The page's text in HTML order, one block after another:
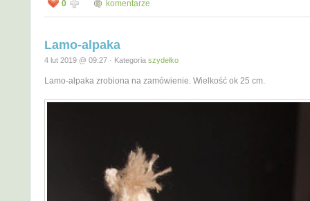
0 komentarze
Lamo-alpaka
4 lut 2019 @ 09:27 · Kategoria szydełko
Lamo-alpaka zrobiona na zamówienie. Wielkość ok 25 cm.